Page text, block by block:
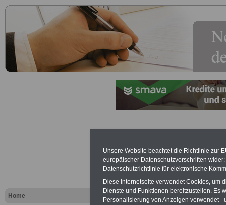
Home
Lexikon für
A B
C
K
L M N O P
Unsere Website beachtet die Richtlinie zur
europäischer Datenschutzvorschriften
Datenschutzrichtlinie für elektronische
Diese Internetseite verwendet Cookies, um
Dienste und Funktionen bereitzustellen. Es
Personalisierung von Anzeigen verwendet